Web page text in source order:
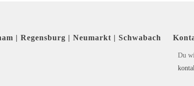
| Regensburg | Neumarkt | Schwabach
Du